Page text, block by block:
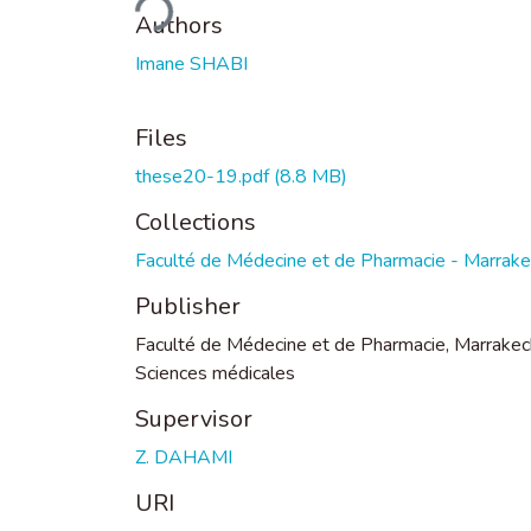
Authors
Imane SHABI
Files
these20-19.pdf(8.8 MB)
Collections
Faculté de Médecine et de Pharmacie -
Publisher
Faculté de Médecine et de Pharmacie,
Sciences médicales
Supervisor
Z. DAHAMI
URI